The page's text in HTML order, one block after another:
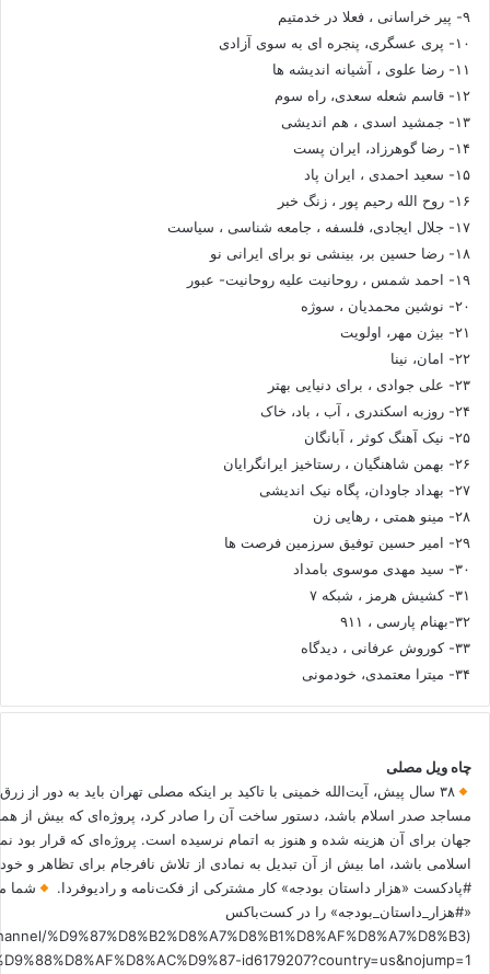
۹- پیر خراسانی ، فعلا در خدمتیم
۱۰- پری عسگری، پنجره ای به سوی آزادی
۱۱- رضا علوی ، آشیانه اندیشه ها
۱۲- قاسم شعله سعدی، راه سوم
۱۳- جمشید اسدی ، هم اندیشی
۱۴- رضا گوهرزاد، ایران پست
۱۵- سعید احمدی ، ایران پاد
۱۶- روح الله رحیم پور ، زنگ خبر
۱۷- جلال ایجادی، فلسفه ، جامعه شناسی ، سیاست
۱۸- رضا حسین بر، بینشی نو برای ایرانی نو
۱۹- احمد شمس ، روحانیت علیه روحانیت- عبور
۲۰- نوشین محمدیان ، سوژه
۲۱- بیژن مهر، اولویت
۲۲- امان، نینا
۲۳- علی جوادی ، برای دنیایی بهتر
۲۴- روزبه اسکندری ، آب ، باد، خاک
۲۵- نیک آهنگ کوثر ، آبانگان
۲۶- بهمن شاهنگیان ، رستاخیز ایرانگرایان
۲۷- بهداد جاودان، پگاه نیک اندیشی
۲۸- مینو همتی ، رهایی زن
۲۹- امیر حسین توفیق سرزمین فرصت ها
۳۰- سید مهدی موسوی بامداد
۳۱- کشیش هرمز ، شبکه ۷
۳۲-بهنام پارسی ، ۹۱۱
۳۳- کوروش عرفانی ، دیدگاه
۳۴- میترا معتمدی، خودمونی
چاه ویل مصلی
۳۸ سال پیش، آیت‌الله خمینی با تاکید بر اینکه مصلی تهران باید به دور از
مساجد صدر اسلام باشد، دستور ساخت آن را صادر کرد، پروژه‌ای که بیش از
جهان برای آن هزینه شده و هنوز به اتمام نرسیده است. پروژه‌ای که قرار بود
اسلامی باشد، اما بیش از آن تبدیل به نمادی از تلاش نافرجام برای تظاهر و
#پادکست «هزار داستان بودجه» کار مشترکی از فکت‌نامه و رادیوفردا.
شما
«#هزار_داستان_بودجه» را در کست‌باکس
%D9%87%D8%B2%D8%A7%D8%B1%D8%AF%D8%A7%D8%B3